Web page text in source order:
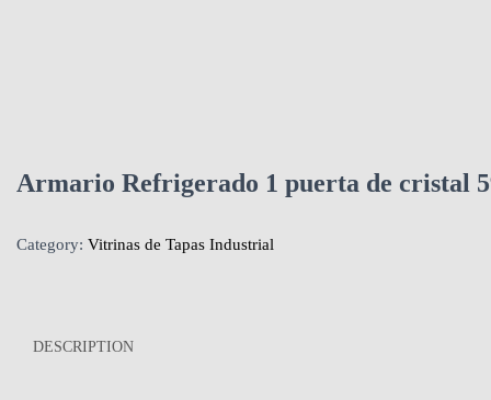
Armario Refrigerado 1 puerta de cristal
Category: Vitrinas de Tapas Industrial
DESCRIPTION